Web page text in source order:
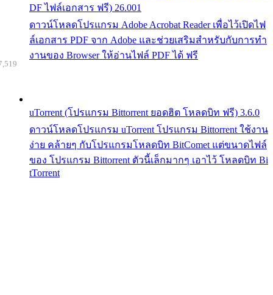
DF ไฟล์เอกสาร ฟรี) 26.001
ดาวน์โหลดโปรแกรม Adobe Acrobat Reader เพื่อไว้เปิดไฟ
ล์เอกสาร PDF จาก Adobe และช่วยเสริมสำหรับกับการทำ
งานของ Browser ให้อ่านไฟล์ PDF ได้ ฟรี
uTorrent (โปรแกรม Bittorrent ยอดฮิต โหลดบิท ฟรี) 3.6.0
ดาวน์โหลดโปรแกรม uTorrent โปรแกรม Bittorrent ใช้งาน
ง่าย คล้ายๆ กับโปรแกรมโหลดบิท BitComet แต่ขนาดไฟล์
ของ โปรแกรม Bittorrent ตัวนี้เล็กมากๆ เอาไว้ โหลดบิท Bi
tTorrent